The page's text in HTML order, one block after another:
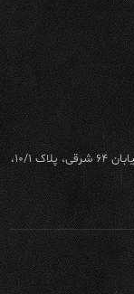
تهران، خیابان سیدجمال الدین اسدآبادی(یوسف آباد)، خیابان ۶۴ شرقی، پلاک ۱۰/۱،